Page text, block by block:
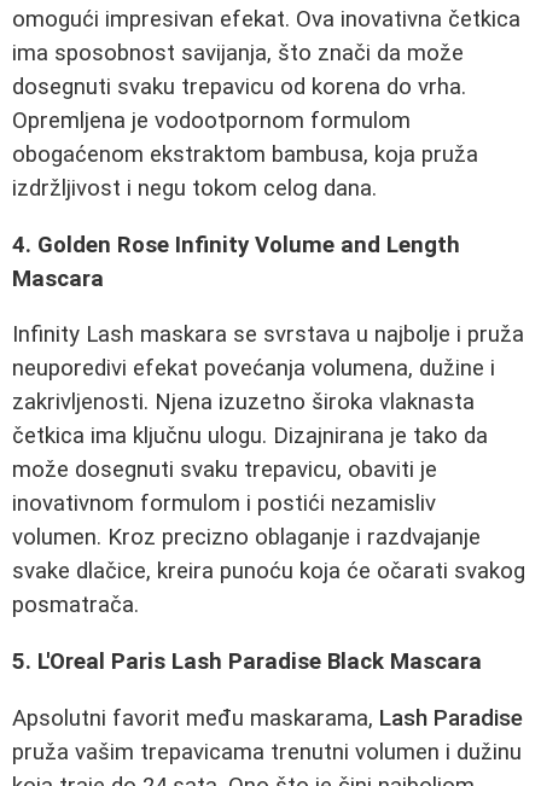
omogući impresivan efekat. Ova inovativna četkica
ima sposobnost savijanja, što znači da može
dosegnuti svaku trepavicu od korena do vrha.
Opremljena je vodootpornom formulom
obogaćenom ekstraktom bambusa, koja pruža
izdržljivost i negu tokom celog dana.
4. Golden Rose Infinity Volume and Length
Mascara
Infinity Lash maskara se svrstava u najbolje i pruža
neuporedivi efekat povećanja volumena, dužine i
zakrivljenosti. Njena izuzetno široka vlaknasta
četkica ima ključnu ulogu. Dizajnirana je tako da
može dosegnuti svaku trepavicu, obaviti je
inovativnom formulom i postići nezamisliv
volumen. Kroz precizno oblaganje i razdvajanje
svake dlačice, kreira punoću koja će očarati svakog
posmatrača.
5. L'Oreal Paris Lash Paradise Black Mascara
Apsolutni favorit među maskarama, Lash Paradise
pruža vašim trepavicama trenutni volumen i dužinu